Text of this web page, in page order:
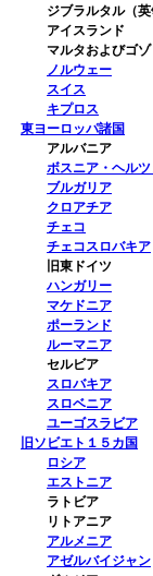
ジブラルタル（英
アイスランド
マルタおよびゴゾ
ノルウェー
スイス
キプロス
東ヨーロッパ諸国
アルバニア
ボスニア・ヘル
ブルガリア
クロアチア
チェコ
チェコスロバキア
旧東ドイツ
ハンガリー
マケドニア
ポーランド
ルーマニア
セルビア
スロバキア
スロベニア
ユーゴスラビア
旧ソビエト１５カ国
ロシア
エストニア
ラトビア
リトアニア
アルメニア
アゼルバイジャン